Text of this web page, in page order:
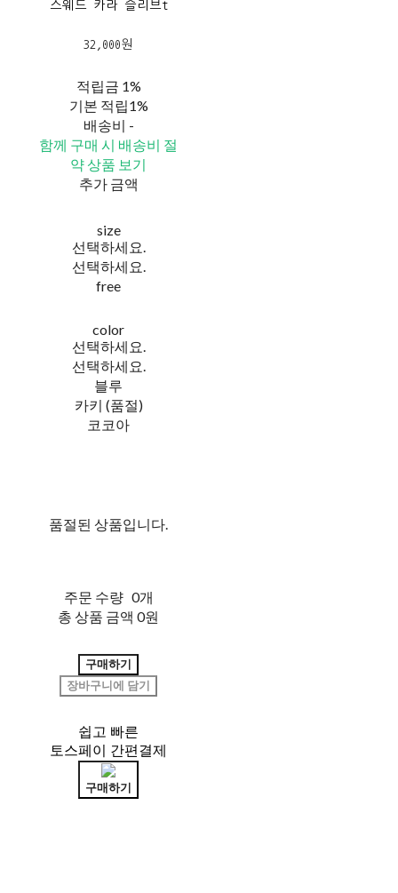
스웨드 카라 슬리브t
32,000원
적립금 1%
기본 적립1%
배송비 -
함께 구매 시 배송비 절
약 상품 보기
추가 금액
size
선택하세요.
선택하세요.
free
color
선택하세요.
선택하세요.
블루
카키 (품절)
코코아
품절된 상품입니다.
주문 수량 0개
총 상품 금액 0원
구매하기
장바구니에 담기
쉽고 빠른
토스페이 간편결제
구매하기